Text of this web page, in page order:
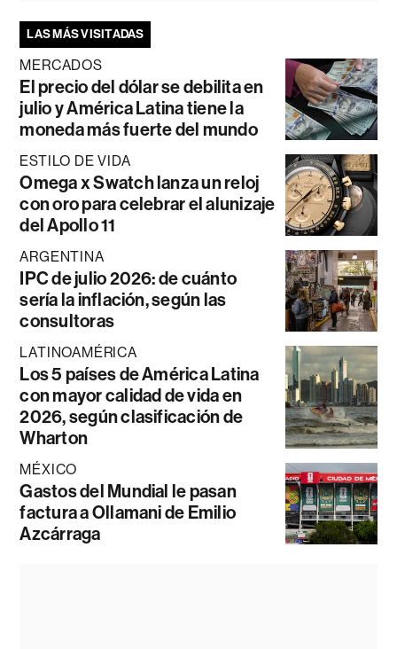
LAS MÁS VISITADAS
MERCADOS
El precio del dólar se debilita en
julio y América Latina tiene la
moneda más fuerte del mundo
ESTILO DE VIDA
Omega x Swatch lanza un reloj
con oro para celebrar el alunizaje
del Apollo 11
ARGENTINA
IPC de julio 2026: de cuánto
sería la inflación, según las
consultoras
LATINOAMÉRICA
Los 5 países de América Latina
con mayor calidad de vida en
2026, según clasificación de
Wharton
MÉXICO
Gastos del Mundial le pasan
factura a Ollamani de Emilio
Azcárraga